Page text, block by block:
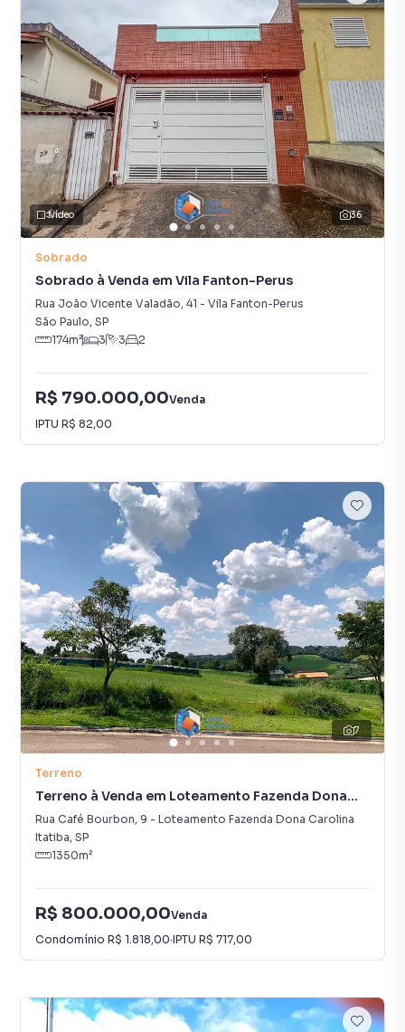
36
Vídeo
Sobrado
Sobrado à Venda em Vila Fanton-Perus
Rua João Vicente Valadão, 41 - Vila Fanton-Perus
São Paulo, SP
174m² 3 3 2
R$ 790.000,00Venda
IPTU R$ 82,00
7
Terreno
Terreno à Venda em Loteamento Fazenda Dona
Carolina
Rua Café Bourbon, 9 - Loteamento Fazenda Dona Carolina
Itatiba, SP
1350m²
R$ 800.000,00Venda
Condomínio R$ 1.818,00·IPTU R$ 717,00